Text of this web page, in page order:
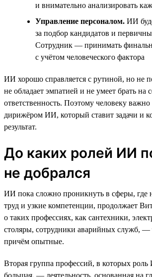
и внимательно анализировать
Управление персоналом. ИИ
за подбор кандидатов и
Сотрудник — принимать
с учётом человеческого фактора
ИИ хорошо справляется с рутиной, но не
не обладает эмпатией и не умеет брать на
ответственность. Поэтому человеку важно
дирижёром ИИ, который ставит задачи и
результат.
До каких ролей ИИ
не добрался
ИИ пока сложно проникнуть в сферы, где
труд и узкие компетенции, продолжает
о таких профессиях, как сантехники,
столяры, сотрудники аварийных служб,
причём опытные.
Вторая группа профессий, в которых роль
большая, — деятельность, основанная на